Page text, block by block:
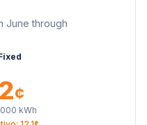
June through
¢
kWh